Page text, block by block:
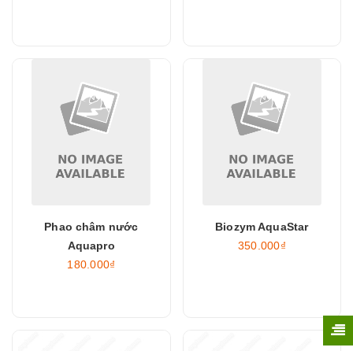
Phao châm nước
Aquapro
180.000₫
Biozym AquaStar
350.000₫